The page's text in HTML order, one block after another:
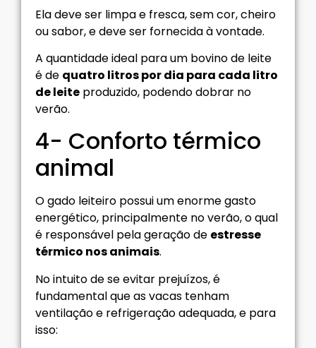
Ela deve ser limpa e fresca, sem cor, cheiro
ou sabor, e deve ser fornecida à vontade.
A quantidade ideal para um bovino de leite
é de quatro litros por dia para cada litro
de leite produzido, podendo dobrar no
verão.
4- Conforto térmico
animal
O gado leiteiro possui um enorme gasto
energético, principalmente no verão, o qual
é responsável pela geração de estresse
térmico nos animais.
No intuito de se evitar prejuízos, é
fundamental que as vacas tenham
ventilação e refrigeração adequada, e para
isso: